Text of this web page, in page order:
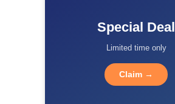
Special Deal
Limited time only
Claim →